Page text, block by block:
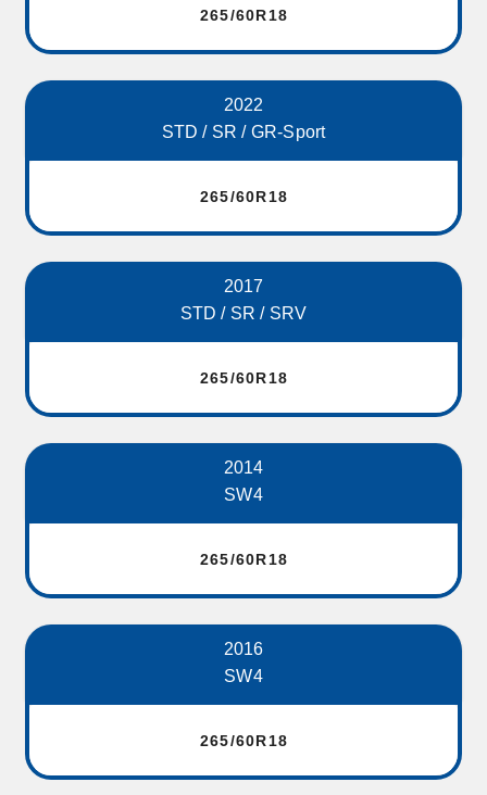
265/60R18
2022
STD / SR / GR-Sport
265/60R18
2017
STD / SR / SRV
265/60R18
2014
SW4
265/60R18
2016
SW4
265/60R18